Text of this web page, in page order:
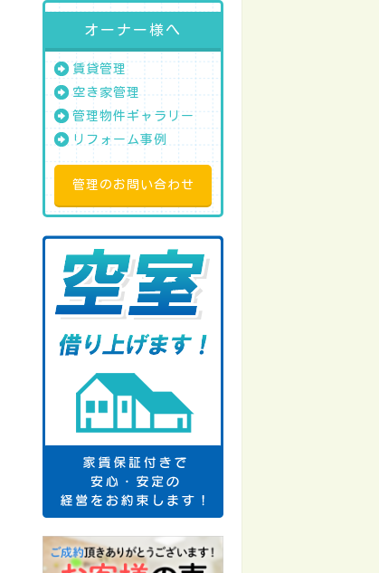
オーナー様へ
賃貸管理
空き家管理
管理物件ギャラリー
リフォーム事例
管理のお問い合わせ